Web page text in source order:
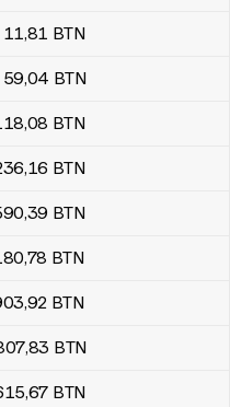
átváltási táblázat
11,81 BTN
59,04 BTN
,08 BTN
,16 BTN
,39 BTN
,78 BTN
,92 BTN
,83 BTN
,67 BTN